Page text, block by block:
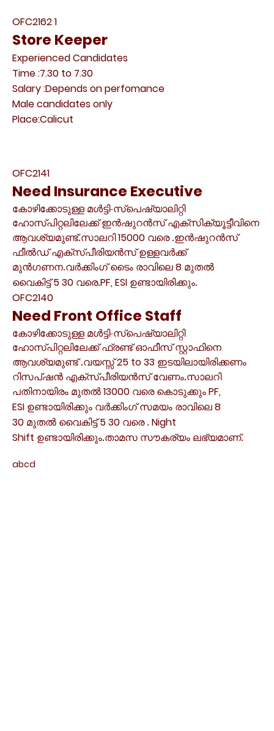
OFC2162 1
Store Keeper
Experienced Candidates
Time :7.30 to 7.30
Salary :Depends on perfomance
Male candidates only
Place:Calicut
OFC2141
Need Insurance Executive
കോഴിക്കോടുള്ള മൾട്ടി-സ്പെഷ്യാലിറ്റി
ഹോസ്പിറ്റലിലേക്ക് ഇൻഷുറൻസ് എക്സിക്യൂട്ടീവിനെ
ആവശ്യമുണ്ട്.സാലറി15000 വരെ .ഇൻഷുറൻസ്
ഫീൽഡ് എക്സ്പീരിയൻസ് ഉള്ളവർക്ക്
മുൻഗണന.വർക്കിംഗ് ടൈം രാവിലെ8 മുതൽ
വൈകിട്ട് 5 30 വരെ.PF, ESI ഉണ്ടായിരിക്കും.
OFC2140
Need Front Office Staff
കോഴിക്കോടുള്ള മൾട്ടി-സ്പെഷ്യാലിറ്റി
ഹോസ്പിറ്റലിലേക്ക് ഫ്രണ്ട് ഓഫീസ് സ്റ്റാഫിനെ
ആവശ്യമുണ്ട് .വയസ്സ്25 to 33 ഇടയിലായിരിക്കണം
റിസപ്ഷൻ എക്സ്പീരിയൻസ് വേണം.സാലറി
പതിനായിരം മുതൽ13000 വരെ കൊടുക്കുംPF,
ESI ഉണ്ടായിരിക്കും വർക്കിംഗ് സമയം രാവിലെ8
30 മുതൽ വൈകിട്ട് 5 30 വരെ . Night
Shift ഉണ്ടായിരിക്കും.താമസ സൗകര്യം ലഭ്യമാണ്.
abcd